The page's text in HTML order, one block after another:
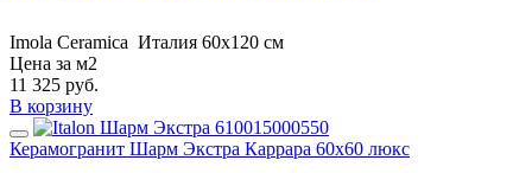
Imola Ceramica Италия 60x120 см
Цена за м2
11 325 руб.
В корзину
Керамогранит Шарм Экстра Каррара 60х60 люкс